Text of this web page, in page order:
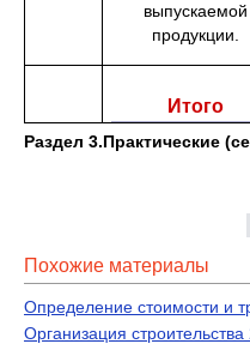
выпускаемой
продукции.
Итого
Раздел 3.Практические
Похожие материалы
Определение стоимости и
Организация строительства